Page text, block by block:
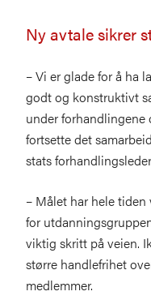
Ny avtale sikrer
– Vi er glade for å ha
godt og konstruktivt
under forhandlingene
fortsette det
stats
– Målet har hele
for
viktig skritt på veien.
større handlefrihet
medlemmer.